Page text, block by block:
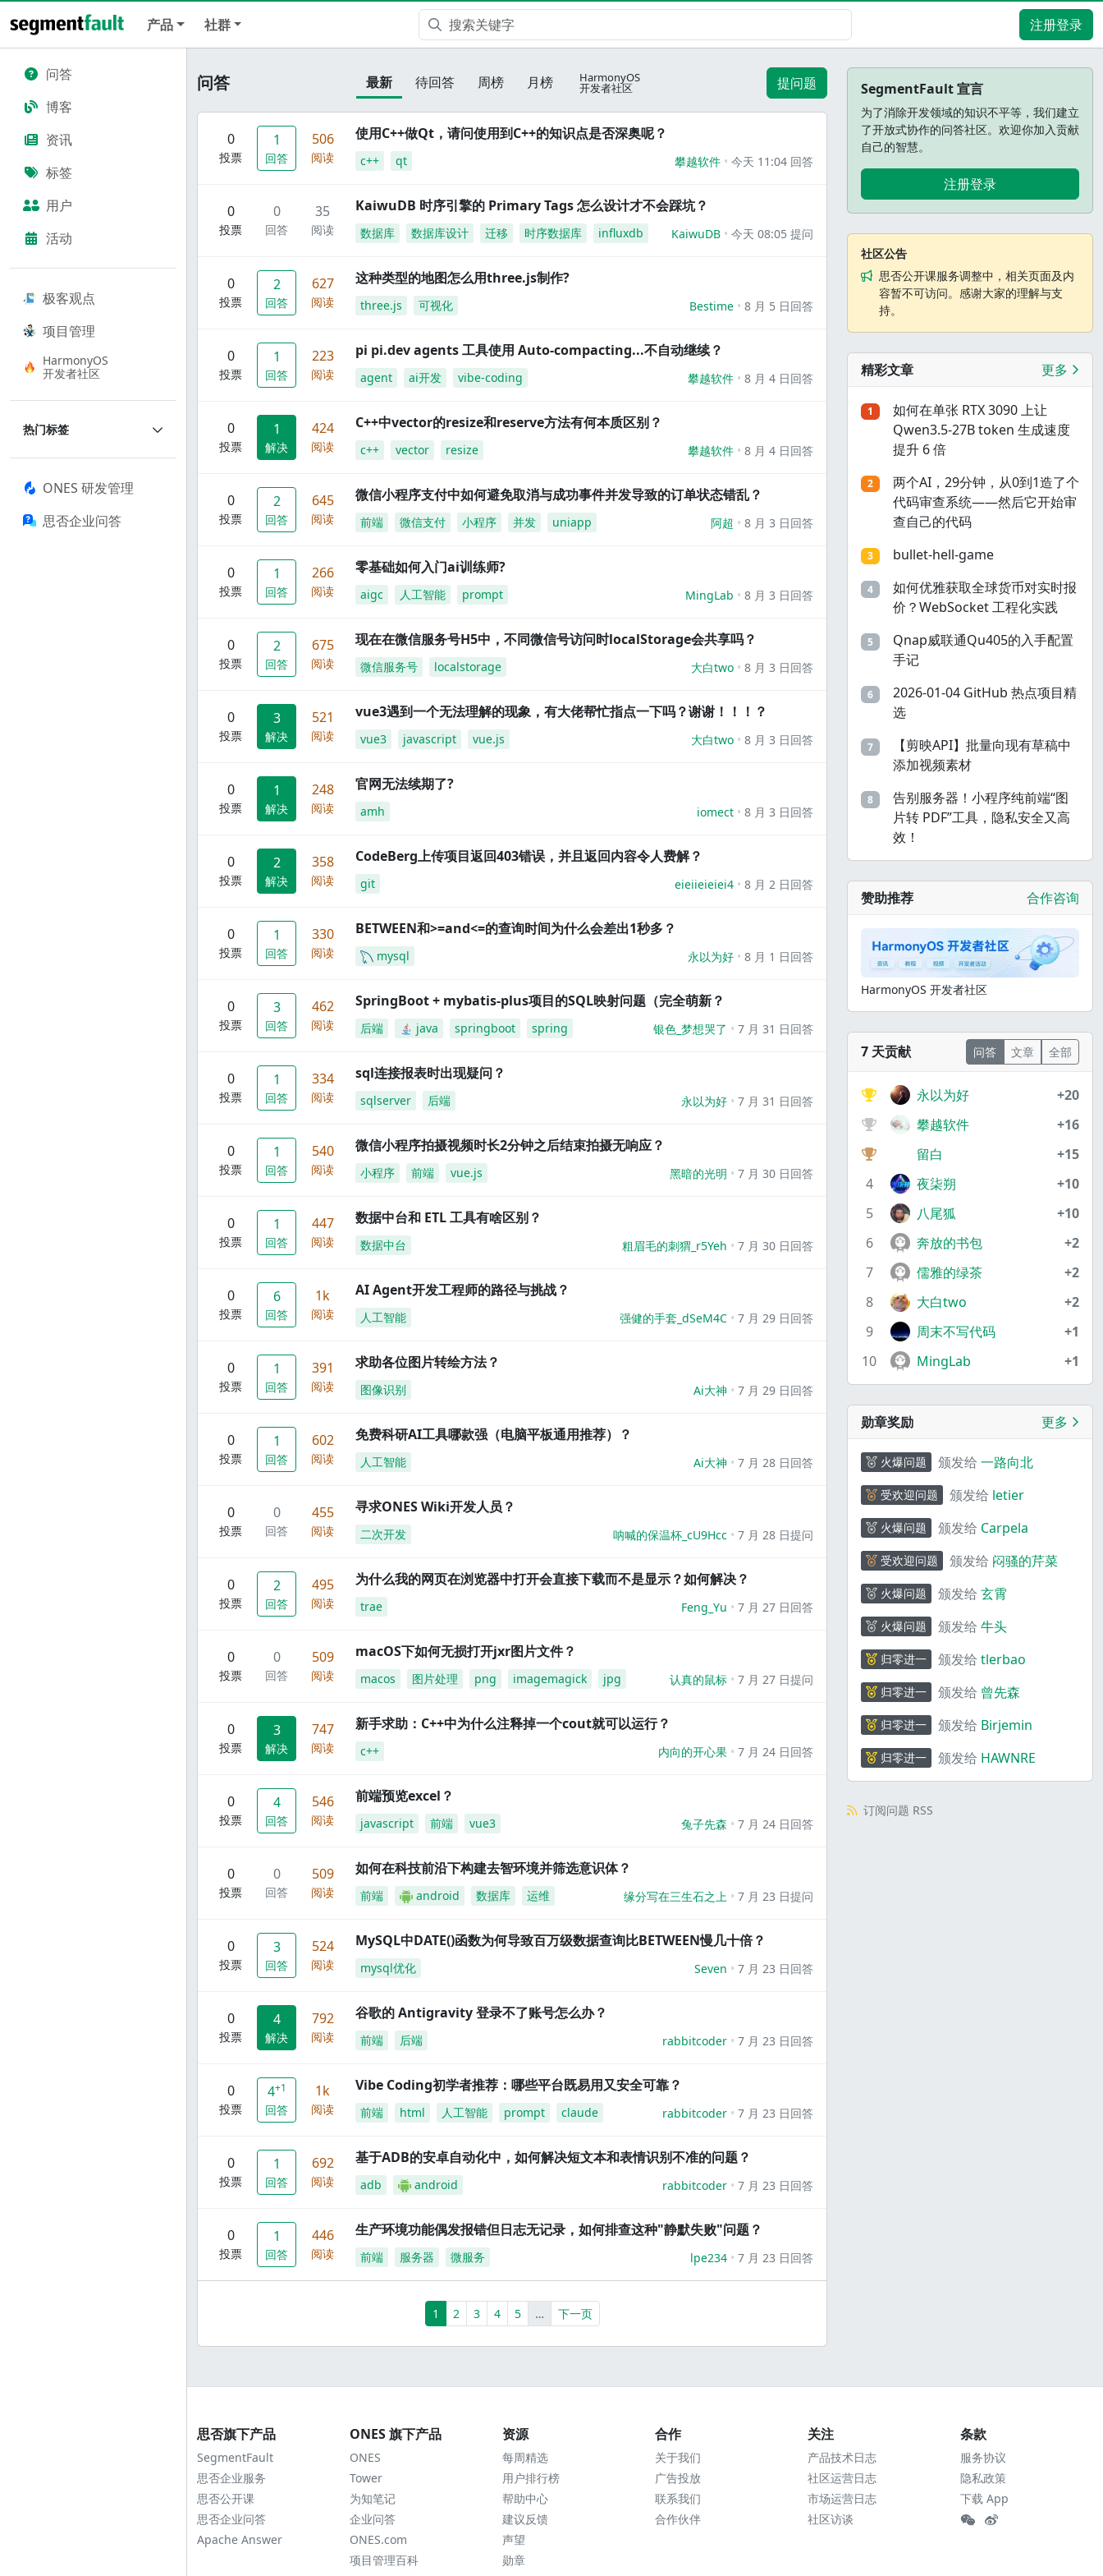
产品 社群 注册登录
问答
博客
资讯
标签
用户
活动
极客观点
项目管理
HarmonyOS
开发者社区
热门标签
ONES 研发管理
思否企业问答
问答 最新 待回答 周榜 月榜 HarmonyOS
开发者社区 提问题
0
投票
1
回答
506
阅读
使用C++做Qt，请问使用到C++的知识点是否深奥呢？
c++ qt 攀越软件 今天 11:04 回答
0
投票
0
回答
35
阅读
KaiwuDB 时序引擎的 Primary Tags 怎么设计才不会踩坑？
数据库 数据库设计 迁移 时序数据库 influxdb KaiwuDB 今天 08:05 提问
0
投票
2
回答
627
阅读
这种类型的地图怎么用three.js制作?
three.js 可视化 Bestime 8 月 5 日回答
0
投票
1
回答
223
阅读
pi pi.dev agents 工具使用 Auto-compacting...不自动继续？
agent ai开发 vibe-coding 攀越软件 8 月 4 日回答
0
投票
1
解决
424
阅读
C++中vector的resize和reserve方法有何本质区别？
c++ vector resize 攀越软件 8 月 4 日回答
0
投票
2
回答
645
阅读
微信小程序支付中如何避免取消与成功事件并发导致的订单状态错乱？
前端 微信支付 小程序 并发 uniapp 阿超 8 月 3 日回答
0
投票
1
回答
266
阅读
零基础如何入门ai训练师?
aigc 人工智能 prompt MingLab 8 月 3 日回答
0
投票
2
回答
675
阅读
现在在微信服务号H5中，不同微信号访问时localStorage会共享吗？
微信服务号 localstorage 大白two 8 月 3 日回答
0
投票
3
解决
521
阅读
vue3遇到一个无法理解的现象，有大佬帮忙指点一下吗？谢谢！！！？
vue3 javascript vue.js 大白two 8 月 3 日回答
0
投票
1
解决
248
阅读
官网无法续期了?
amh iomect 8 月 3 日回答
0
投票
2
解决
358
阅读
CodeBerg上传项目返回403错误，并且返回内容令人费解？
git eieiieieiei4 8 月 2 日回答
0
投票
1
回答
330
阅读
BETWEEN和>=and<=的查询时间为什么会差出1秒多？
mysql 永以为好 8 月 1 日回答
0
投票
3
回答
462
阅读
SpringBoot + mybatis-plus项目的SQL映射问题（完全萌新？
后端 java springboot spring 银色_梦想哭了 7 月 31 日回答
0
投票
1
回答
334
阅读
sql连接报表时出现疑问？
sqlserver 后端 永以为好 7 月 31 日回答
0
投票
1
回答
540
阅读
微信小程序拍摄视频时长2分钟之后结束拍摄无响应？
小程序 前端 vue.js 黑暗的光明 7 月 30 日回答
0
投票
1
回答
447
阅读
数据中台和 ETL 工具有啥区别？
数据中台 粗眉毛的刺猬_r5Yeh 7 月 30 日回答
0
投票
6
回答
1k
阅读
AI Agent开发工程师的路径与挑战？
人工智能 强健的手套_dSeM4C 7 月 29 日回答
0
投票
1
回答
391
阅读
求助各位图片转绘方法？
图像识别 Ai大神 7 月 29 日回答
0
投票
1
回答
602
阅读
免费科研AI工具哪款强（电脑平板通用推荐）？
人工智能 Ai大神 7 月 28 日回答
0
投票
0
回答
455
阅读
寻求ONES Wiki开发人员？
二次开发 呐喊的保温杯_cU9Hcc 7 月 28 日提问
0
投票
2
回答
495
阅读
为什么我的网页在浏览器中打开会直接下载而不是显示？如何解决？
trae Feng_Yu 7 月 27 日回答
0
投票
0
回答
509
阅读
macOS下如何无损打开jxr图片文件？
macos 图片处理 png imagemagick jpg 认真的鼠标 7 月 27 日提问
0
投票
3
解决
747
阅读
新手求助：C++中为什么注释掉一个cout就可以运行？
c++ 内向的开心果 7 月 24 日回答
0
投票
4
回答
546
阅读
前端预览excel？
javascript 前端 vue3 兔子先森 7 月 24 日回答
0
投票
0
回答
509
阅读
如何在科技前沿下构建去智环境并筛选意识体？
前端 android 数据库 运维 缘分写在三生石之上 7 月 23 日提问
0
投票
3
回答
524
阅读
MySQL中DATE()函数为何导致百万级数据查询比BETWEEN慢几十倍？
mysql优化 Seven 7 月 23 日回答
0
投票
4
解决
792
阅读
谷歌的 Antigravity 登录不了账号怎么办？
前端 后端 rabbitcoder 7 月 23 日回答
0
投票
4+1
回答
1k
阅读
Vibe Coding初学者推荐：哪些平台既易用又安全可靠？
前端 html 人工智能 prompt claude rabbitcoder 7 月 23 日回答
0
投票
1
回答
692
阅读
基于ADB的安卓自动化中，如何解决短文本和表情识别不准的问题？
adb android rabbitcoder 7 月 23 日回答
0
投票
1
回答
446
阅读
生产环境功能偶发报错但日志无记录，如何排查这种"静默失败"问题？
前端 服务器 微服务 lpe234 7 月 23 日回答
1 (current)
2 3 4 5 …More下一页
SegmentFault 宣言
为了消除开发领域的知识不平等，我们建立
了开放式协作的问答社区。欢迎你加入贡献
自己的智慧。
注册登录
社区公告
思否公开课服务调整中，相关页面及内
容暂不可访问。感谢大家的理解与支
持。
精彩文章 更多
1
如何在单张 RTX 3090 上让
Qwen3.5-27B token 生成速度
提升 6 倍
2
两个AI，29分钟，从0到1造了个
代码审查系统——然后它开始审
查自己的代码
3 bullet-hell-game
4
如何优雅获取全球货币对实时报
价？WebSocket 工程化实践
5
Qnap威联通Qu405的入手配置
手记
6
2026-01-04 GitHub 热点项目精
选
7
【剪映API】批量向现有草稿中
添加视频素材
8
告别服务器！小程序纯前端“图
片转 PDF”工具，隐私安全又高
效！
赞助推荐 合作咨询
HarmonyOS 开发者社区
7 天贡献 问答 文章 全部
永以为好
+20
攀越软件
+16
留白
+15
4
夜柒朔
+10
5
八尾狐
+10
6
奔放的书包
+2
7
儒雅的绿茶
+2
8
大白two
+2
9
周末不写代码
+1
10
MingLab +1
勋章奖励 更多
火爆问题 颁发给 一路向北
受欢迎问题 颁发给 letier
火爆问题 颁发给 Carpela
受欢迎问题 颁发给 闷骚的芹菜
火爆问题 颁发给 玄霄
火爆问题 颁发给 牛头
归零进一 颁发给 tlerbao
归零进一 颁发给 曾先森
归零进一 颁发给 Birjemin
归零进一 颁发给 HAWNRE
订阅问题 RSS
思否旗下产品
SegmentFault
思否企业服务
思否公开课
思否企业问答
Apache Answer
ONES 旗下产品
ONES
Tower
为知笔记
企业问答
ONES.com
项目管理百科
资源
每周精选
用户排行榜
帮助中心
建议反馈
声望
勋章
合作
关于我们
广告投放
联系我们
合作伙伴
关注
产品技术日志
社区运营日志
市场运营日志
社区访谈
条款
服务协议
隐私政策
下载 App